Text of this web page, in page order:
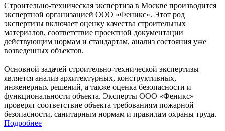
Строительно-техническая экспертиза в Москве производится
экспертной организацией ООО «Феникс». Этот род
экспертизы включает оценку качества строительных
материалов, соответствие проектной документации
действующим нормам и стандартам, анализ состояния уже
возведенных объектов.
Основной задачей строительно-технической экспертизы
является анализ архитектурных, конструктивных,
инженерных решений, а также оценка безопасности и
функциональности объекта. Эксперты ООО «Феникс»
проверят соответствие объекта требованиям пожарной
безопасности, санитарным нормам и правилам охраны труда.
Подробнее